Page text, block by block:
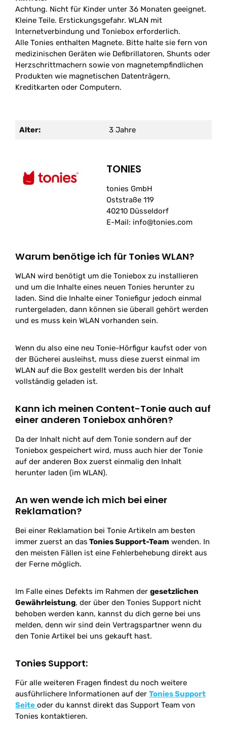
Achtung. Nicht für Kinder unter 36 Monaten geeignet.
Kleine Teile. Erstickungsgefahr. WLAN mit
Internetverbindung und Toniebox erforderlich.
Alle Tonies enthalten Magnete. Bitte halte sie fern von
medizinischen Geräten wie Defibrillatoren, Shunts oder
Herzschrittmachern sowie von magnetempfindlichen
Produkten wie magnetischen Datenträgern,
Kreditkarten oder Computern.
Alter: 3 Jahre
TONIES
tonies GmbH
Oststraße 119
40210 Düsseldorf
E-Mail: info@tonies.com
Warum benötige ich für Tonies WLAN?
WLAN wird benötigt um die Toniebox zu installieren
und um die Inhalte eines neuen Tonies herunter zu
laden. Sind die Inhalte einer Toniefigur jedoch einmal
runtergeladen, dann können sie überall gehört werden
und es muss kein WLAN vorhanden sein.
Wenn du also eine neu Tonie-Hörfigur kaufst oder von
der Bücherei ausleihst, muss diese zuerst einmal im
WLAN auf die Box gestellt werden bis der Inhalt
vollständig geladen ist.
Kann ich meinen Content-Tonie auch auf
einer anderen Toniebox anhören?
Da der Inhalt nicht auf dem Tonie sondern auf der
Toniebox gespeichert wird, muss auch hier der Tonie
auf der anderen Box zuerst einmalig den Inhalt
herunter laden (im WLAN).
An wen wende ich mich bei einer
Reklamation?
Bei einer Reklamation bei Tonie Artikeln am besten
immer zuerst an das Tonies Support-Team wenden. In
den meisten Fällen ist eine Fehlerbehebung direkt aus
der Ferne möglich.
Im Falle eines Defekts im Rahmen der gesetzlichen
Gewährleistung, der über den Tonies Support nicht
behoben werden kann, kannst du dich gerne bei uns
melden, denn wir sind dein Vertragspartner wenn du
den Tonie Artikel bei uns gekauft hast.
Tonies Support:
Für alle weiteren Fragen findest du noch weitere
ausführlichere Informationen auf der Tonies Support
Seite oder du kannst direkt das Support Team von
Tonies kontaktieren.